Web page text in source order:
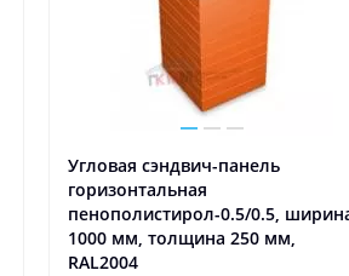
Угловая сэндвич-панель
горизонтальная
пенополистирол-0.5/0.5,
1000 мм, толщина 250 мм,
RAL2004